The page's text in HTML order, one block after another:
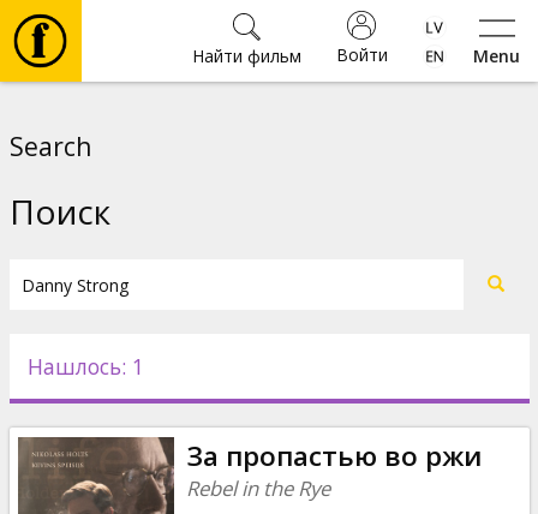
Menu
Войти
Найти фильм
Новости
Подарки
Search
Поиск
Нашлось: 1
За пропастью во ржи
Rebel in the Rye